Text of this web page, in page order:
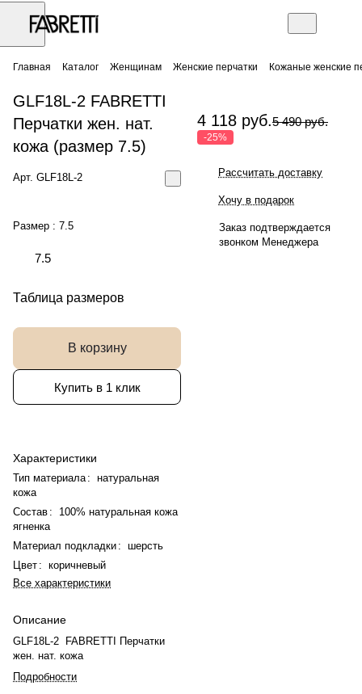
Главная Каталог Женщинам Женские перчатки Кожаные женские
GLF18L-2 FABRETTI
Перчатки жен. нат.
кожа (размер 7.5)
Арт. GLF18L-2
Размер : 7.5
7.5
Таблица размеров
В корзину
Купить в 1 клик
Характеристики
Тип материала : натуральная
кожа
Состав :
100% натуральная кожа
ягненка
Материал подкладки : шерсть
Цвет : коричневый
Все характеристики
Описание
GLF18L-2 FABRETTI Перчатки
жен. нат. кожа
Подробности
4 118 руб.5 490 руб.
-25%
Рассчитать доставку
Хочу в подарок
Заказ подтверждается
звонком Менеджера